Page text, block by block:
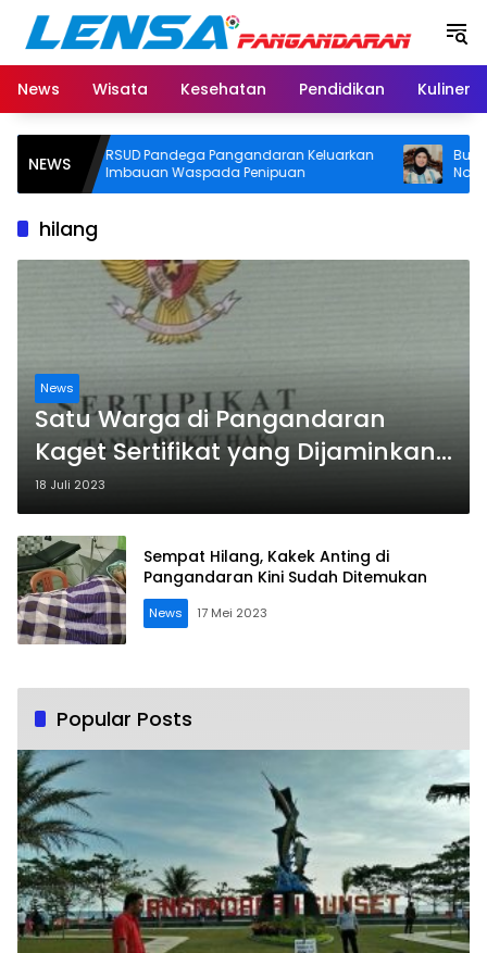
Langsung
konten
News
Wisata Kesehatan Pendidikan Kuliner
NEWSRSUD Pandega Pangandaran Keluarkan
Imbauan Waspada Penipuan
Bupati
Nobar
Door Prize
hilang
News
Satu Warga di Pangandaran
Kaget Sertifikat yang Dijaminkan
di Bank Hilang, Kok Bisa!
18 Juli 2023
Sempat Hilang, Kakek Anting di
Pangandaran Kini Sudah Ditemukan
News 17 Mei 2023
Popular Posts